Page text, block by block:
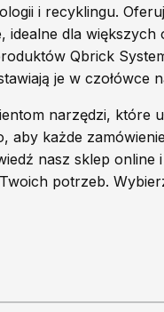
i recyklingu.
idealne dla
Qbrick
je w czołówce
narzędzi, które
aby każde
nasz sklep
potrzeb.